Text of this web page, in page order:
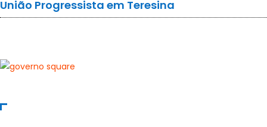
União Progressista em Teresina